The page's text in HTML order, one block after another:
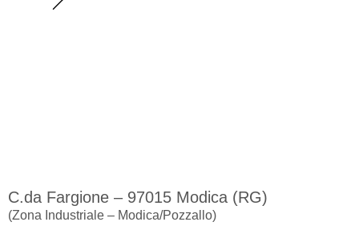
C.da Fargione – 97015 Modica (RG)
(Zona Industriale – Modica/Pozzallo)